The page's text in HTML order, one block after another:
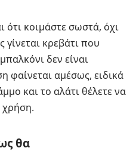
ότι κοιμάστε σωστά, όχι
κρεβάτι που
δεν είναι
φαίνεται αμέσως, ειδικά
και το αλάτι θέλετε να
χρήση.
θα